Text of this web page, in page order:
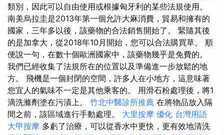
類別，因此可以自由使用或根據匈牙利的某些法規使用。
南美烏拉圭是2013年第一個允許大麻消費，貿易和擁有的
國家，三年多以後，該藥物的合法銷售開始了。 緊隨其後
的是加拿大，從2018年10月開始，您可以合法購買草。 順
便說一句，在數十個歐洲國家中，該藥物幾乎是免費的。
我們已經收集了法規所在的位置以及準備進一步放鬆的地
方。 飛機是一個封閉的空間，許多人在小地方，這意味著
您宜人的氣味不一定是其他乘客的。 用滑石粉處理後，將1
滴洗滌劑塗在污漬上。 竹北中醫診所推薦 在將物品放入隔
間之前，該區域進行手動處理。 大里按摩 優化 台灣用語
大甲按摩 多虧了治療，可以從香水中更快，更有效地清洗